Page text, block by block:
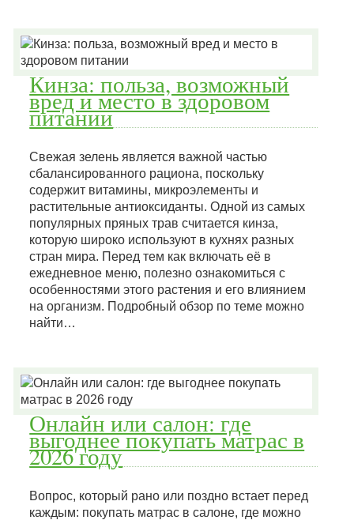
Кинза: польза, возможный
вред и место в здоровом
питании
Свежая зелень является важной частью
сбалансированного рациона, поскольку
содержит витамины, микроэлементы и
растительные антиоксиданты. Одной из самых
популярных пряных трав считается кинза,
которую широко используют в кухнях разных
стран мира. Перед тем как включать её в
ежедневное меню, полезно ознакомиться с
особенностями этого растения и его влиянием
на организм. Подробный обзор по теме можно
найти…
Онлайн или салон: где
выгоднее покупать матрас в
2026 году
Вопрос, который рано или поздно встает перед
каждым: покупать матрас в салоне, где можно